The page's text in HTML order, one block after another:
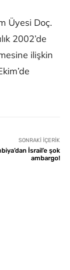
Üyesi Doç.
2002’de
ilişkin
SONRAKI İÇERIK
İsrail’e şok
ambargo!